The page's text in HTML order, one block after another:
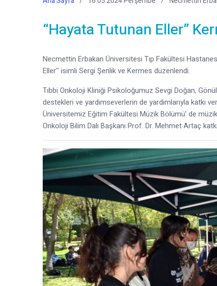
“Hayata Tutunan Eller”
Necmettin Erbakan Üniversitesi Tıp Fakültesi
Eller'' isimli Sergi Şenlik ve Kermes düzenlendi.
Tıbbi Onkoloji Kliniği Psikoloğumuz Sevgi Doğan,
destekleri ve yardımseverlerin de yardımlarıyla katkı
Üniversitemiz Eğitim Fakültesi Müzik Bölümü' de
Onkoloji Bilim Dalı Başkanı Prof. Dr. Mehmet Artaç